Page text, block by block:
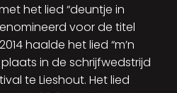
het lied “deuntje in
voor de titel
haalde het lied “m’n
in de schrijfwedstrijd
te Lieshout. Het lied